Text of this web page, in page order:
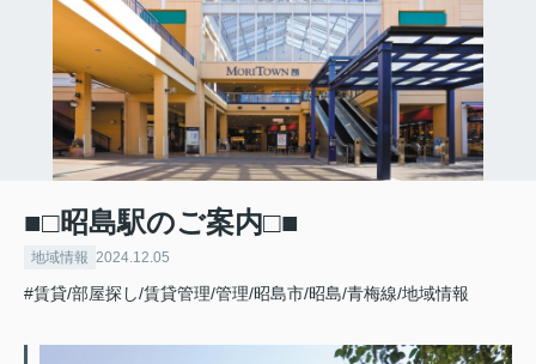
■□昭島駅のご案内□■
地域情報 2024.12.05
#賃貸/部屋探し/賃貸管理/管理/昭島市/昭島/青梅線/地域情報